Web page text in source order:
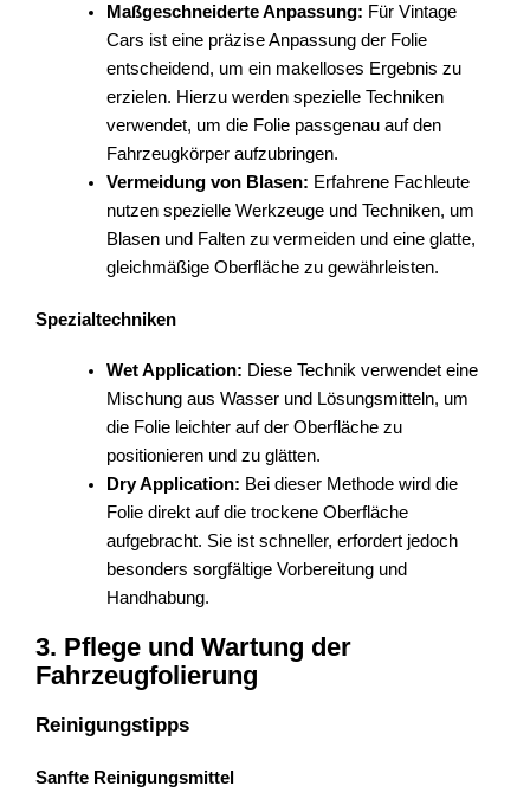
Maßgeschneiderte Anpassung: Für Vintage
Cars ist eine präzise Anpassung der Folie
entscheidend, um ein makelloses Ergebnis zu
erzielen. Hierzu werden spezielle Techniken
verwendet, um die Folie passgenau auf den
Fahrzeugkörper aufzubringen.
Vermeidung von Blasen: Erfahrene Fachleute
nutzen spezielle Werkzeuge und Techniken, um
Blasen und Falten zu vermeiden und eine glatte,
gleichmäßige Oberfläche zu gewährleisten.
Spezialtechniken
Wet Application: Diese Technik verwendet eine
Mischung aus Wasser und Lösungsmitteln, um
die Folie leichter auf der Oberfläche zu
positionieren und zu glätten.
Dry Application: Bei dieser Methode wird die
Folie direkt auf die trockene Oberfläche
aufgebracht. Sie ist schneller, erfordert jedoch
besonders sorgfältige Vorbereitung und
Handhabung.
3. Pflege und Wartung der
Fahrzeugfolierung
Reinigungstipps
Sanfte Reinigungsmittel